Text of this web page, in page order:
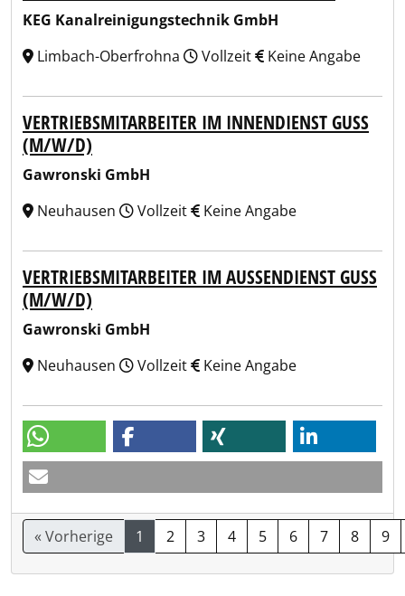
KEG Kanalreinigungstechnik GmbH
Limbach-Oberfrohna
Vollzeit Keine Angabe
VERTRIEBSMITARBEITER IM INNENDIENST GUSS
(M/W/D)
Gawronski GmbH
Neuhausen
Vollzeit Keine Angabe
VERTRIEBSMITARBEITER IM AUSSENDIENST GUSS (
M/W/D)
Gawronski GmbH
Neuhausen
Vollzeit Keine Angabe
« Vorherige 1 2 3 4 5 6 7 8 9